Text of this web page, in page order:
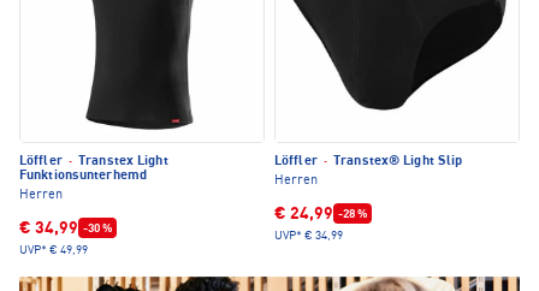
Löffler ·
Transtex Light
Funktionsunterhemd
Herren
€ 34,99 -30 %
UVP* € 49,99
Löffler ·
Transtex® Light Slip
Herren
€ 24,99 -28 %
UVP* € 34,99